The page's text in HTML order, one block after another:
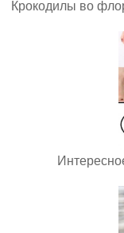
Крокодилы во